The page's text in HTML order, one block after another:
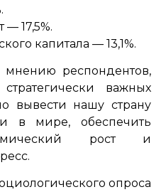
— 17,5%.
капитала — 13,1%.
мнению респондентов,
важных
вывести нашу страну
в мире, обеспечить
рост и
опроса